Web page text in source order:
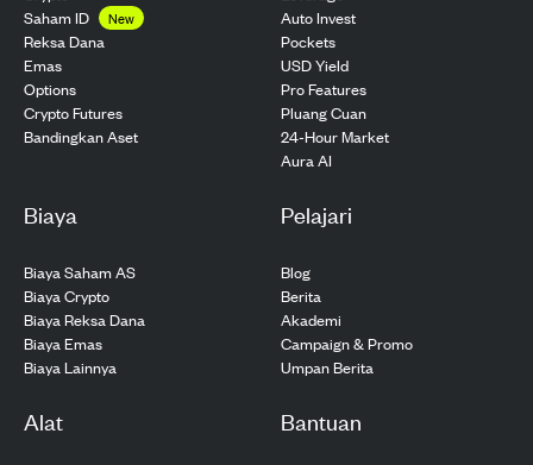
Saham ID
New
Reksa Dana
Emas
Options
Crypto Futures
Bandingkan Aset
Auto Invest
Pockets
USD Yield
Pro Features
Pluang Cuan
24-Hour Market
Aura AI
Biaya
Biaya Saham AS
Biaya Crypto
Biaya Reksa Dana
Biaya Emas
Biaya Lainnya
Pelajari
Blog
Berita
Akademi
Campaign & Promo
Umpan Berita
Alat Bantuan